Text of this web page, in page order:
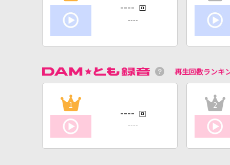
---- 回
----
再生回数ランキ
1
---- 回
----
2